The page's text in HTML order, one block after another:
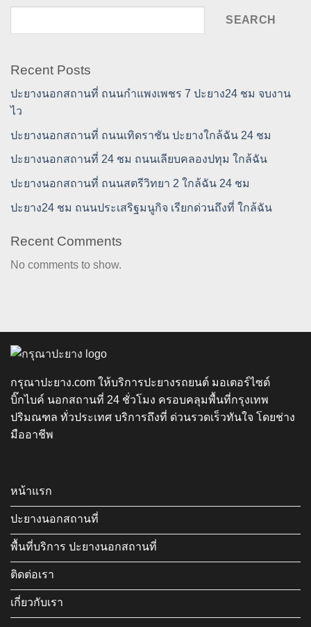
SEARCH
Recent Posts
ปะยางนอกสถานที่ ถนนกำแพงเพชร 7 ปะยาง24 ชม จบงาน
ไว
ปะยางนอกสถานที่ ถนนเทิดราชัน ปะยางใกล้ฉัน 24 ชม
ปะยางนอกสถานที่ 24 ชม ถนนเลียบคลองปทุม ใกล้ฉัน
ปะยางนอกสถานที่ ถนนสตรีวิทยา 2 ใกล้ฉัน 24 ชม
ปะยาง24 ชม ถนนประเสริฐมนูกิจ เรียกด่วนถึงที่ ใกล้ฉัน
Recent Comments
No comments to show.
กรุณาปะยาง.com ให้บริการปะยางรถยนต์ มอเตอร์ไซต์
บิ๊กไบค์ นอกสถานที่ 24 ชั่วโมง ครอบคลุมพื้นที่กรุงเทพ
ปริมณฑล ทั่วประเทศ บริการถึงที่ ด่วนรวดเร็วทันใจ โดยช่าง
มืออาชีพ
หน้าแรก
ปะยางนอกสถานที่
พื้นที่บริการ ปะยางนอกสถานที่
ติดต่อเรา
เกี่ยวกับเรา